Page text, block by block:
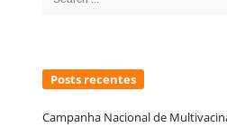
Posts recentes
Campanha Nacional de